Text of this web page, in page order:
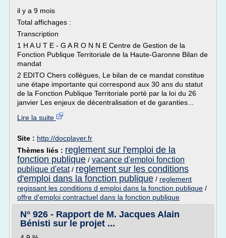
il y a 9 mois
Total affichages :
Transcription
1 H A U T E - G A R O N N E Centre de Gestion de la
Fonction Publique Territoriale de la Haute-Garonne Bilan de
mandat
2 EDITO Chers collègues, Le bilan de ce mandat constitue
une étape importante qui correspond aux 30 ans du statut
de la Fonction Publique Territoriale porté par la loi du 26
janvier Les enjeux de décentralisation et de garanties...
Lire la suite
Site : http://docplayer.fr
Thèmes liés : reglement sur l'emploi de la
fonction publique / vacance d'emploi fonction
publique d'etat/ reglement sur les conditions
d'emploi dans la fonction publique / reglement
regissant les conditions d emploi dans la fonction publique /
offre d'emploi contractuel dans la fonction publique
N° 926 - Rapport de M. Jacques Alain
Bénisti sur le projet ...